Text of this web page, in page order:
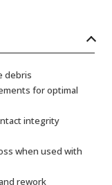
debris
for optimal
integrity
when used with
rework